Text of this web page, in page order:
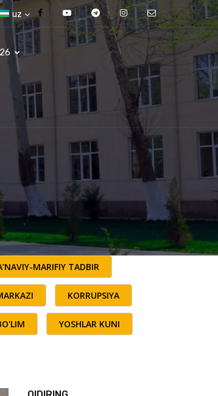
uz
MARIFIY TADBIR
KORRUPSIYA
YOSHLAR KUNI